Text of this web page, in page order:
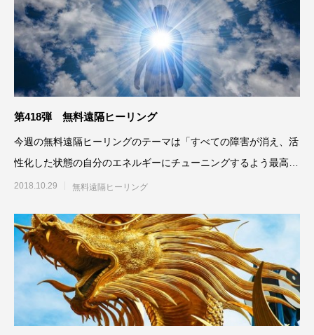
第418弾 無料遠隔ヒーリング
今週の無料遠隔ヒーリングのテーマは「すべての障害が消え、活
性化した状態の自分のエネルギーにチューニングするよう最高最
善に働きかける」です。参
2018.10.29 無料遠隔ヒーリング